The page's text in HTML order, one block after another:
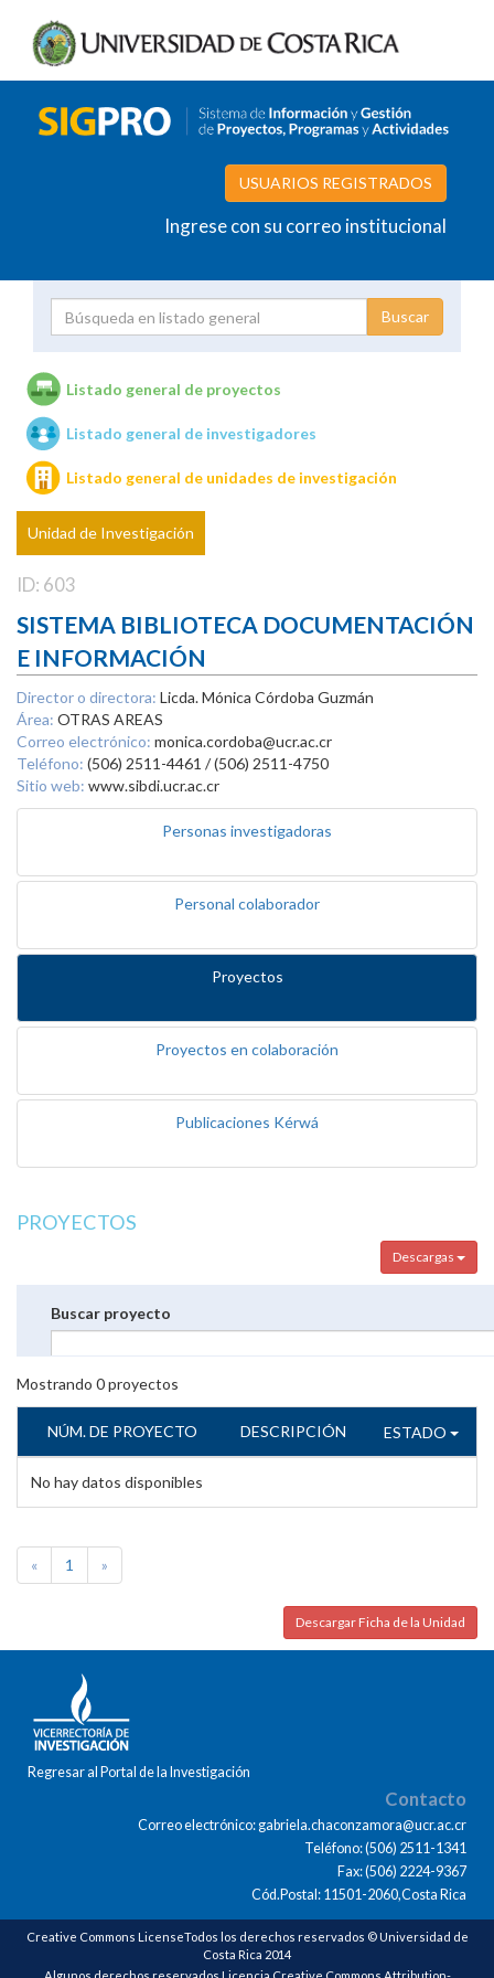
USUARIOS REGISTRADOS
Ingrese con su correo institucional
Unidades de investigación
Listado general de proyectos
Listado general de investigadores
Listado general de unidades de investigación
Unidad de Investigación
ID: 603
SISTEMA BIBLIOTECA DOCUMENTACIÓN
E INFORMACIÓN
Director o directora: Licda. Mónica Córdoba Guzmán
Área: OTRAS AREAS
Correo electrónico: monica.cordoba@ucr.ac.cr
Teléfono: (506) 2511-4461 / (506) 2511-4750
Sitio web: www.sibdi.ucr.ac.cr
Personas investigadoras
Personal colaborador
Proyectos
Proyectos en colaboración
Publicaciones Kérwá
PROYECTOS
Descargas
Buscar proyecto
Mostrando 0proyectos
NÚM. DE PROYECTO DESCRIPCIÓN ESTADO
No hay datos disponibles
« 1 »
Descargar Ficha de la Unidad
Regresar al Portal de la Investigación
Contacto
Correo electrónico: gabriela.chaconzamora@ucr.ac.cr
Teléfono: (506) 2511-1341
Fax: (506) 2224-9367
Cód.Postal: 11501-2060,Costa Rica
Creative Commons LicenseTodos los derechos reservados © Universidad de
Costa Rica 2014